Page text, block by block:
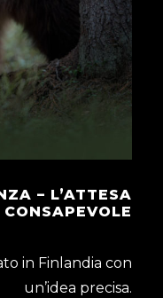
– L’ATTESA
CONSAPEVOLE
in Finlandia con
un’idea precisa.